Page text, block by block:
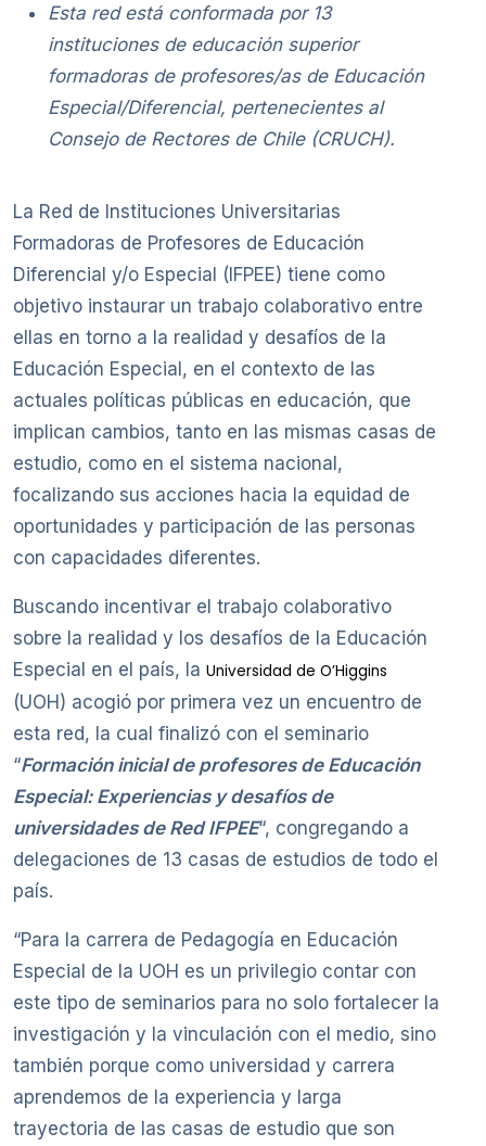
Esta red está conformada por 13
instituciones de educación superior
formadoras de profesores/as de Educación
Especial/Diferencial, pertenecientes al
Consejo de Rectores de Chile (CRUCH).
La Red de Instituciones Universitarias
Formadoras de Profesores de Educación
Diferencial y/o Especial (IFPEE) tiene como
objetivo instaurar un trabajo colaborativo entre
ellas en torno a la realidad y desafíos de la
Educación Especial, en el contexto de las
actuales políticas públicas en educación, que
implican cambios, tanto en las mismas casas de
estudio, como en el sistema nacional,
focalizando sus acciones hacia la equidad de
oportunidades y participación de las personas
con capacidades diferentes.
Buscando incentivar el trabajo colaborativo
sobre la realidad y los desafíos de la Educación
Especial en el país, la Universidad de O’Higgins
(UOH) acogió por primera vez un encuentro de
esta red, la cual finalizó con el seminario
“Formación inicial de profesores de Educación
Especial: Experiencias y desafíos de
universidades de Red IFPEE“, congregando a
delegaciones de 13 casas de estudios de todo el
país.
“Para la carrera de Pedagogía en Educación
Especial de la UOH es un privilegio contar con
este tipo de seminarios para no solo fortalecer la
investigación y la vinculación con el medio, sino
también porque como universidad y carrera
aprendemos de la experiencia y larga
trayectoria de las casas de estudio que son